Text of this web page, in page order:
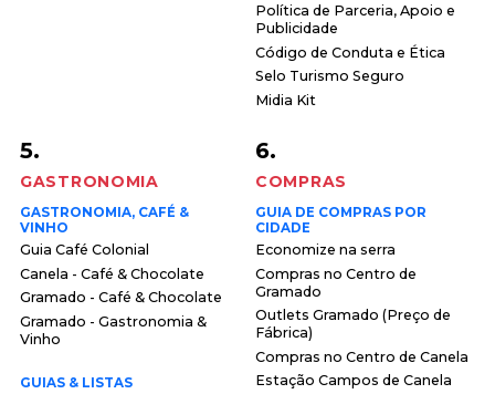
Política de Parceria, Apoio e
Publicidade
Código de Conduta e Ética
Selo Turismo Seguro
Midia Kit
5.
GASTRONOMIA
GASTRONOMIA, CAFÉ &
VINHO
Guia Café Colonial
Canela - Café & Chocolate
Gramado - Café & Chocolate
Gramado - Gastronomia &
Vinho
GUIAS & LISTAS
6.
COMPRAS
GUIA DE COMPRAS POR
CIDADE
Economize na serra
Compras no Centro de
Gramado
Outlets Gramado (Preço de
Fábrica)
Compras no Centro de Canela
Estação Campos de Canela